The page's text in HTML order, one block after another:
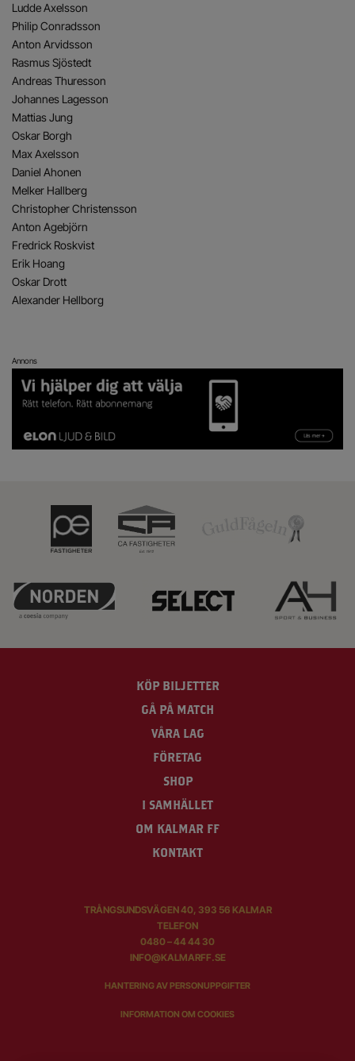
Ludde Axelsson
Philip Conradsson
Anton Arvidsson
Rasmus Sjöstedt
Andreas Thuresson
Johannes Lagesson
Mattias Jung
Oskar Borgh
Max Axelsson
Daniel Ahonen
Melker Hallberg
Christopher Christensson
Anton Agebjörn
Fredrick Roskvist
Erik Hoang
Oskar Drott
Alexander Hellborg
Annons
KÖP BILJETTER
GÅ PÅ MATCH
VÅRA LAG
FÖRETAG
SHOP
I SAMHÄLLET
OM KALMAR FF
KONTAKT
TRÅNGSUNDSVÄGEN 40, 393 56 KALMAR
TELEFON
0480 – 44 44 30
INFO@KALMARFF.SE
HANTERING AV PERSONUPPGIFTER
INFORMATION OM COOKIES